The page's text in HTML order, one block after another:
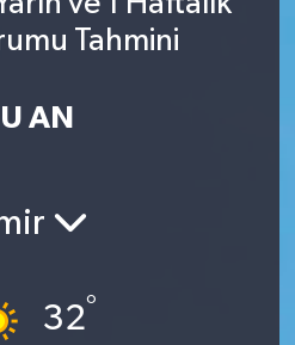
Tahmini
AN
32°